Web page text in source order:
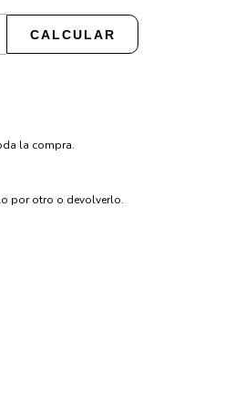
CALCULAR
la compra.
por otro o devolverlo.